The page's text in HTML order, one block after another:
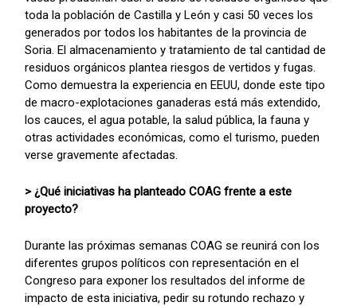
toda la población de Castilla y León y casi 50 veces los
generados por todos los habitantes de la provincia de
Soria. El almacenamiento y tratamiento de tal cantidad de
residuos orgánicos plantea riesgos de vertidos y fugas.
Como demuestra la experiencia en EEUU, donde este tipo
de macro-explotaciones ganaderas está más extendido,
los cauces, el agua potable, la salud pública, la fauna y
otras actividades económicas, como el turismo, pueden
verse gravemente afectadas.
> ¿Qué iniciativas ha planteado COAG frente a este
proyecto?
Durante las próximas semanas COAG se reunirá con los
diferentes grupos políticos con representación en el
Congreso para exponer los resultados del informe de
impacto de esta iniciativa, pedir su rotundo rechazo y